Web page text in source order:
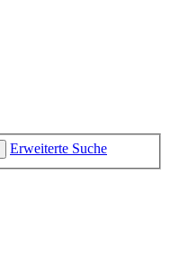
Erweiterte Suche